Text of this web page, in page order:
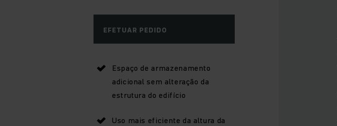
EFETUAR PEDIDO
Espaço de armazenamento
adicional sem alteração da
estrutura do edifício
Uso mais eficiente da altura da